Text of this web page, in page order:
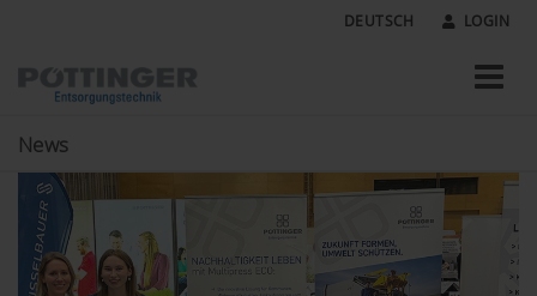
DEUTSCH LOGIN
News